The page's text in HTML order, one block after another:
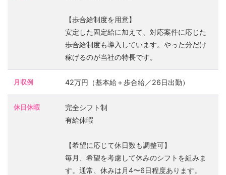
【歩合給制度を用意】
安定した固定給に加えて、対応案件に応じた
歩合給制度も導入しています。やった分だけ
稼げるのが当社の特長です。
月収例 42万円（基本給＋歩合給／26日出勤）
休日休暇
完全シフト制
有給休暇
【希望に応じて休日数も調整可】
毎月、希望を考慮して休みのシフトを組みま
す。通常、休みは月4〜6日程度あります。